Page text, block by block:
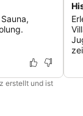
erstellt und ist